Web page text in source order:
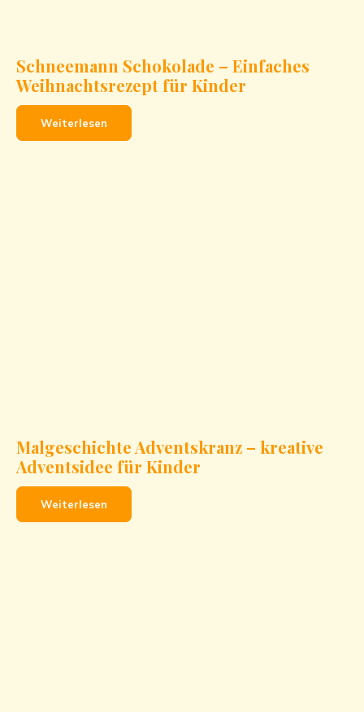
Schneemann Schokolade – Einfaches
Weihnachtsrezept für Kinder
Weiterlesen
Malgeschichte Adventskranz – kreative
Adventsidee für Kinder
Weiterlesen